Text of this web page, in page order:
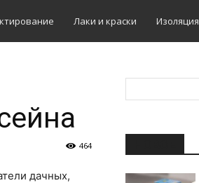
Лаки и краски Изоляция
464
дачных,